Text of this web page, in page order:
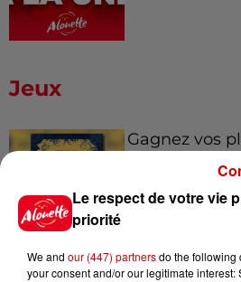
Jeux
Gagnez vos
Gagnez vos
Le respect de votre vie
priorité
We and our (447) partnersdo the following
your consent and/or our legitimate interest: